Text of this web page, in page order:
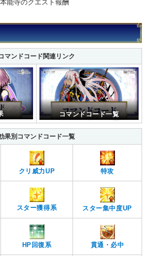
能寺のクエスト報酬
マンドコード関連リンク
コマンドコード一覧
果別コマンドコード一覧
クリ威力UP 特攻
スター獲得系 スター集中度UP
HP回復系 貫通・必中